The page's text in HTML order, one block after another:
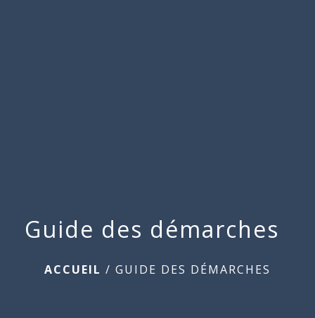
Guide des démarches
ACCUEIL / GUIDE DES DÉMARCHES